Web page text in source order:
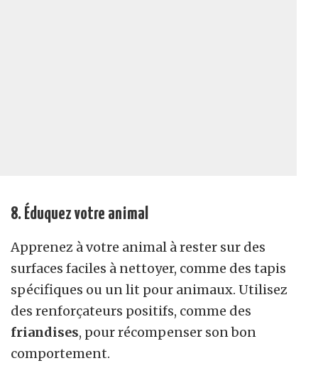
8. Éduquez votre animal
Apprenez à votre animal à rester sur des
surfaces faciles à nettoyer, comme des tapis
spécifiques ou un lit pour animaux. Utilisez
des renforçateurs positifs, comme des
friandises, pour récompenser son bon
comportement.